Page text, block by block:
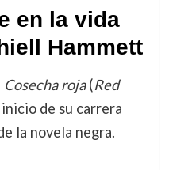
en la vida
Hammett
Cosecha roja(Red
de su carrera
la novela negra.